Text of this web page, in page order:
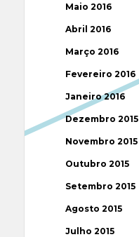
Maio 2016
Abril 2016
Março 2016
Fevereiro 2016
Janeiro 2016
Dezembro 2015
Novembro 2015
Outubro 2015
Setembro 2015
Agosto 2015
Julho 2015